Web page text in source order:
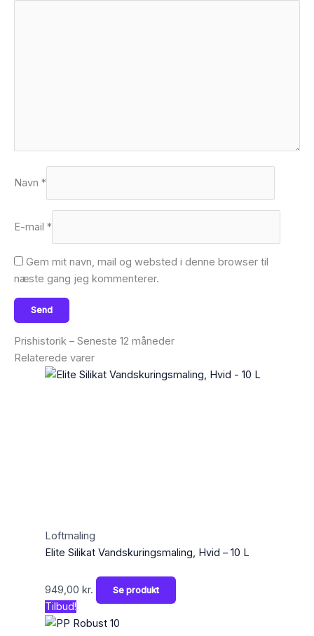
Navn *
E-mail *
Gem mit navn, mail og websted i denne browser til
næste gang jeg kommenterer.
Prishistorik – Seneste 12 måneder
Relaterede varer
Loftmaling
Elite Silikat Vandskuringsmaling, Hvid – 10 L
949,00 kr. Se produkt
Tilbud!